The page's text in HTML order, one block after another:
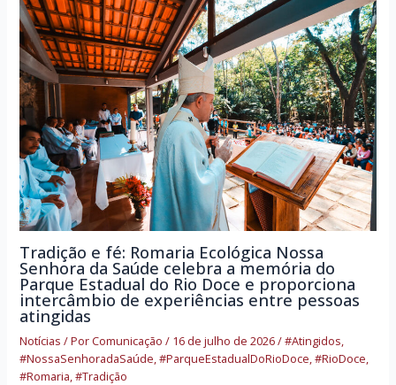
Tradição e fé: Romaria Ecológica Nossa
Senhora da Saúde celebra a memória do
Parque Estadual do Rio Doce e proporciona
intercâmbio de experiências entre pessoas
atingidas
Notícias / PorComunicação/ 16 de julho de 2026/#Atingidos,
#NossaSenhoradaSaúde,#ParqueEstadualDoRioDoce,#RioDoce,
#Romaria,#Tradição